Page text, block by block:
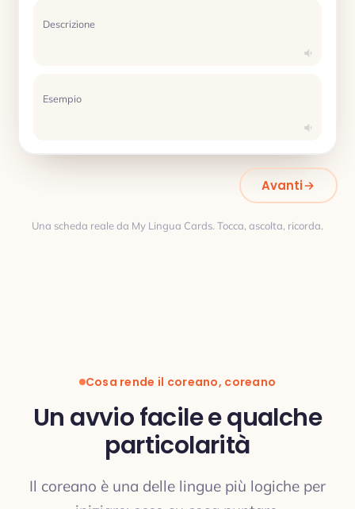
Descrizione
Esempio
TRADUZIONE
Avanti
Una scheda reale da My Lingua Cards. Tocca, ascolta, ricorda.
Cosa rende il coreano, coreano
Un avvio facile e qualche
particolarità
Il coreano è una delle lingue più logiche per